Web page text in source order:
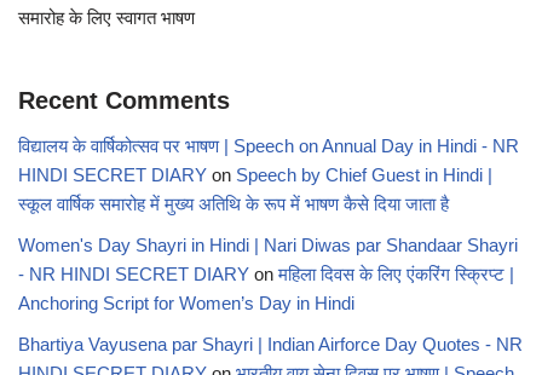
समारोह के लिए स्वागत भाषण
Recent Comments
विद्यालय के वार्षिकोत्सव पर भाषण | Speech on Annual Day in Hindi - NR
HINDI SECRET DIARY on Speech by Chief Guest in Hindi |
स्कूल वार्षिक समारोह में मुख्य अतिथि के रूप में भाषण कैसे दिया जाता है
Women's Day Shayri in Hindi | Nari Diwas par Shandaar Shayri
- NR HINDI SECRET DIARY onमहिला दिवस के लिए एंकरिंग स्क्रिप्ट |
Anchoring Script for Women’s Day in Hindi
Bhartiya Vayusena par Shayri | Indian Airforce Day Quotes - NR